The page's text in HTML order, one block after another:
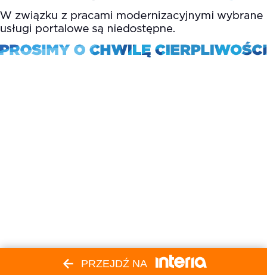
PRZEJDŹ NA